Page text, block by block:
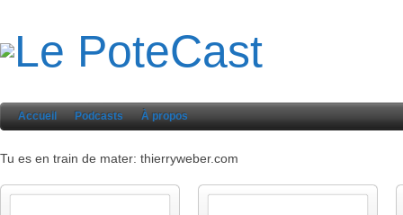
Accueil Podcasts À propos
Tu es en train de mater: thierryweber.com